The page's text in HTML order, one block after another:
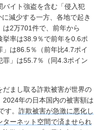
バイト強盗を含む「侵入犯
減少する一方、各地で起き
2万701件で、前年から
率は38.9％で前年を0.6ポ
は86.5％（前年比4.7ポイ
罪」は55.7％（同4.3ポイン
まし取る詐欺被害が世界の
年の日本国内の被害額は
す。詐欺被害が急激に悪化し
ーネット空間で済ませられ